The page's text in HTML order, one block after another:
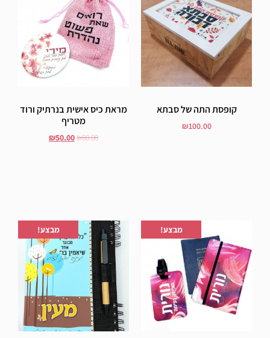
קופסת התה של סבתא
₪100.00
מראת כיס אישית בנרתיק ורוד
מטריף
₪80.00
₪50.00
מבצע! מבצע!